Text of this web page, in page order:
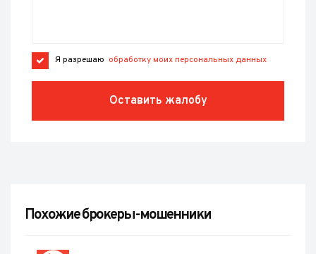
Я разрешаю обработку моих персональных данных
Оставить жалобу
Похожие брокеры-мошенники